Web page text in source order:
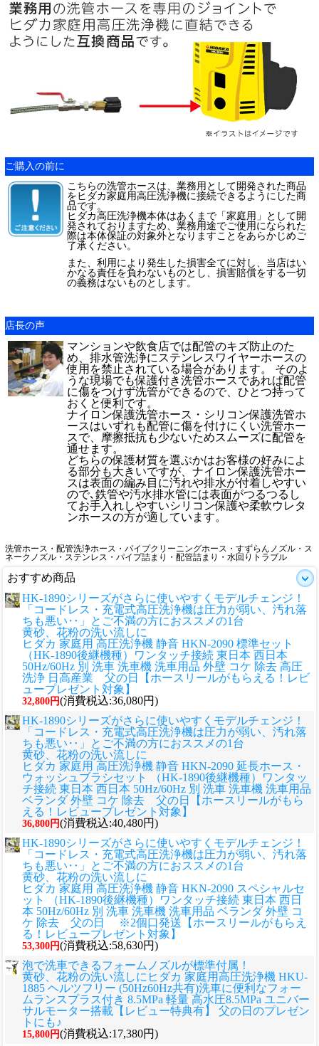
ご購入の前に
こちらの洗管ホースは、業務用として開発された商品
をヒダカ家庭用高圧洗浄機に接続できるようにした商
品です。
ヒダカ高圧洗浄機本体はあくまで「家庭用」として開
発されておりますため、業務用途でご使用になられた
際は本体保証の対象外となりますことをあらかじめご
了承ください。
また、利用により発生した損害全てに対し、当店はい
かなる責任を負わないものとし、損害賠償をする一切
の義務はないものとします。
店長の声
マンションや飲食店では配管のキズ防止のた
め、排水管洗浄にステンレスワイヤーホースの
使用を禁止されている場合があります。 そのよ
うな現場でも保護付き洗管ホースであれば配管
に傷をつけず洗管ができるので、ひとつ持って
おくと便利です。
ナイロン保護洗管ホース・シリコン保護洗管ホ
ースはいずれも配管に傷を付けにくい洗管ホー
スで、摩擦抵抗も少ないためスムーズに配管を
通せます。
どちらの保護材質を選ぶかはお客様の好みによ
る部分も大きいですが、ナイロン保護洗管ホー
スは表面の編み目に汚れや排水が付着しやすい
ので､鉄管や汚水排水管には表面がつるつるし
てお手入れしやすいシリコン保護や柔軟ウレタ
ンホースの方が適しています。
洗管ホース・配管洗浄ホース・パイプクリーニングホース・すずらんノズル・ス
ネークノズル・ステンレス・パイプ詰まり・配管詰まり・水回りトラブル
おすすめ商品
HK-1890シリーズがさらに使いやすくモデルチェンジ！
「コードレス・充電式高圧洗浄機は圧力が弱い、汚れ落
ちも悪い‥」とご不満の方におススメの1台
黄砂、花粉の洗い流しに
ヒダカ 家庭用 高圧洗浄機 静音 HKN-2090 標準セット
（HK-1890後継機種）ワンタッチ接続 東日本 西日本
50Hz/60Hz 別 洗車 洗車機 洗車用品 外壁 コケ 除去 高圧
洗浄 日高産業 父の日【ホースリールがもらえる！レビ
ュープレゼント対象】
32,800円(消費税込:36,080円)
HK-1890シリーズがさらに使いやすくモデルチェンジ！
「コードレス・充電式高圧洗浄機は圧力が弱い、汚れ落
ちも悪い‥」とご不満の方におススメの1台
黄砂、花粉の洗い流しに
ヒダカ 家庭用 高圧洗浄機 静音 HKN-2090 延長ホース・
ウォッシュブラシセット （HK-1890後継機種）ワンタッ
チ接続 東日本 西日本 50Hz/60Hz 別 洗車 洗車機 洗車用品
ベランダ 外壁 コケ 除去 父の日【ホースリールがもら
える！レビュープレゼント対象】
36,800円(消費税込:40,480円)
HK-1890シリーズがさらに使いやすくモデルチェンジ！
「コードレス・充電式高圧洗浄機は圧力が弱い、汚れ落
ちも悪い‥」とご不満の方におススメの1台
黄砂、花粉の洗い流しに
ヒダカ 家庭用 高圧洗浄機 静音 HKN-2090 スペシャルセ
ット （HK-1890後継機種）ワンタッチ接続 東日本 西日
本 50Hz/60Hz 別 洗車 洗車機 洗車用品 ベランダ 外壁 コ
ケ 除去 父の日 ※2個口発送【ホースリールがもらえ
る！レビュープレゼント対象】
53,300円(消費税込:58,630円)
泡で洗車できるフォームノズルが標準付属！
黄砂、花粉の洗い流しに ヒダカ 家庭用高圧洗浄機 HKU-
1885 ヘルツフリー (50Hz60Hz共有)洗車に便利なフォー
ムランスプラス付き 8.5MPa 軽量 高水圧8.5MPa ユニバー
サルモーター搭載【レビュー特典有】 父の日のプレゼン
トにも♪
15,800円(消費税込:17,380円)